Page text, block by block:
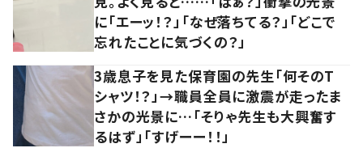
に「エーッ！？」「なぜ落ちてる？」「どこで
忘れたことに気づくの？」
3歳息子を見た保育園の先生「何そのT
シャツ！？」→職員全員に激震が走ったま
さかの光景に…「そりゃ先生も大興奮す
るはず」「すげーー！！」